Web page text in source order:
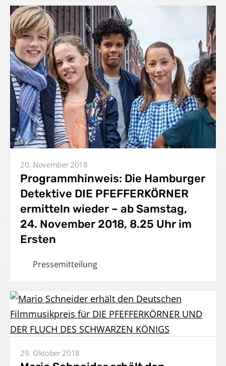
20. November 2018
Programmhinweis: Die Hamburger
Detektive DIE PFEFFERKÖRNER
ermitteln wieder – ab Samstag,
24. November 2018, 8.25 Uhr im
Ersten
Pressemitteilung
29. Oktober 2018
Home
Unternehmen